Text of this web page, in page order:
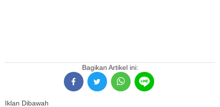
Bagikan Artikel ini:
Iklan Dibawah